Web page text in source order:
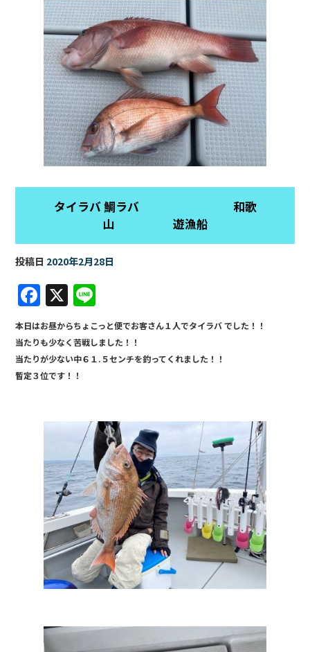
o
o
k
タイラバ 鯛ラバ 和歌
山 遊漁船
投稿日 2020年2月28日
F
a
c
e
b
o
X
n
e
本日はお昼からちょこっと便でお客さん１人でタイラバ でした！！
当たりも少なく苦戦しました！！
当たりが少ない中６１.５センチを釣ってくれました！！
暫定３位です！！